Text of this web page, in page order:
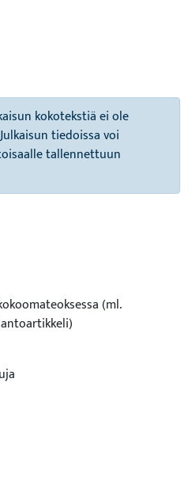
kokotekstiä ei ole
tiedoissa voi
tallennettuun
(ml.